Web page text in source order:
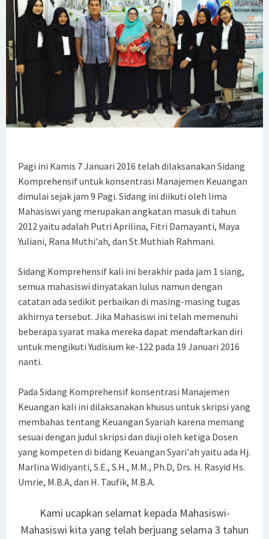
status Unconditional Program Studi Manajemen Program
Sarjana dan Magister
Edaran Kegiatan Akademik Semester Genap 2024/2025
Fakultas Ekonomi Universitas Sriwijaya
PENGUMUMAN WISUDA UNIVERSITAS SRIWIJAYA PERIODE 176
Mengajukan Penundaan Kegiatan Akademik (Stop Out) di
Semester Ganjil 2024/2025
Pengumuman Pembayaran UKT Semester Genap
2024/2025
Sriwijaya Prof. Dr. Yuliani, S.E., M.M.
INTERNATIONAL BENCHMARKING JURUSAN MANAJEMEN
MANAGEMENT, UNIVERSITI TEKNOLOGI MALAYSIA (UTM)
YUDISIUM DAN PELEPASAN ALUMI BARU KE-175 PERIODE
NOVEMBER 2024
PENGUMUMAN WISUDA UNIVERSITAS SRIWIJAYA PERIODE 175
WORKSHOP KURIKULUM JURUSAN MANAJEMEN
Focus Group Discussion
Pagi ini Kamis 7 Januari 2016 telah dilaksanakan Sidang
Komprehensif untuk konsentrasi Manajemen Keuangan
dimulai sejak jam 9 Pagi. Sidang ini diikuti oleh lima
Mahasiswi yang merupakan angkatan masuk di tahun
2012 yaitu adalah Putri Aprilina, Fitri Damayanti, Maya
Yuliani, Rana Muthi'ah, dan St.Muthiah Rahmani.
Sidang Komprehensif kali ini berakhir pada jam 1 siang,
semua mahasiswi dinyatakan lulus namun dengan
catatan ada sedikit perbaikan di masing-masing tugas
akhirnya tersebut. Jika Mahasiswi ini telah memenuhi
beberapa syarat maka mereka dapat mendaftarkan diri
untuk mengikuti Yudisium ke-122 pada 19 Januari 2016
nanti.
Pada Sidang Komprehensif konsentrasi Manajemen
Keuangan kali ini dilaksanakan khusus untuk skripsi yang
membahas tentang Keuangan Syariah karena memang
sesuai dengan judul skripsi dan diuji oleh ketiga Dosen
yang kompeten di bidang Keuangan Syari'ah yaitu ada Hj.
Marlina Widiyanti, S.E., S.H., M.M., Ph.D, Drs. H. Rasyid Hs.
Umrie, M.B.A, dan H. Taufik, M.B.A.
Kami ucapkan selamat kepada Mahasiswi-
Mahasiswi kita yang telah berjuang selama 3 tahun